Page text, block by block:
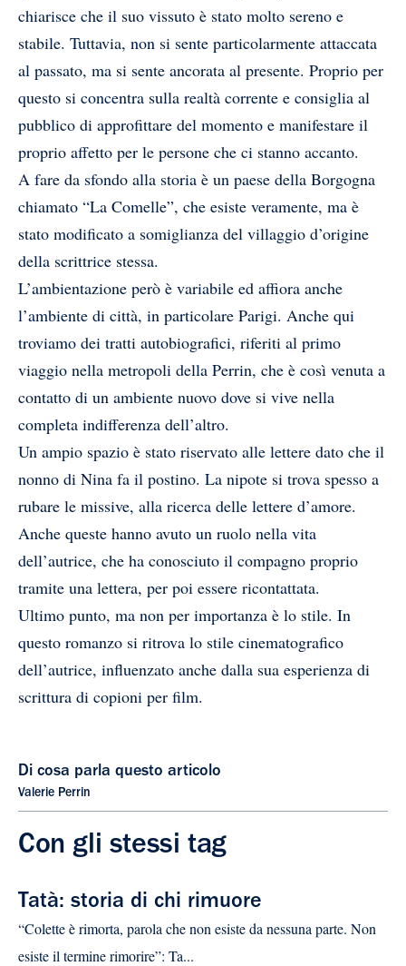
chiarisce che il suo vissuto è stato molto sereno e
stabile. Tuttavia, non si sente particolarmente attaccata
al passato, ma si sente ancorata al presente. Proprio per
questo si concentra sulla realtà corrente e consiglia al
pubblico di approfittare del momento e manifestare il
proprio affetto per le persone che ci stanno accanto.
A fare da sfondo alla storia è un paese della Borgogna
chiamato “La Comelle”, che esiste veramente, ma è
stato modificato a somiglianza del villaggio d’origine
della scrittrice stessa.
L’ambientazione però è variabile ed affiora anche
l’ambiente di città, in particolare Parigi. Anche qui
troviamo dei tratti autobiografici, riferiti al primo
viaggio nella metropoli della Perrin, che è così venuta a
contatto di un ambiente nuovo dove si vive nella
completa indifferenza dell’altro.
Un ampio spazio è stato riservato alle lettere dato che il
nonno di Nina fa il postino. La nipote si trova spesso a
rubare le missive, alla ricerca delle lettere d’amore.
Anche queste hanno avuto un ruolo nella vita
dell’autrice, che ha conosciuto il compagno proprio
tramite una lettera, per poi essere ricontattata.
Ultimo punto, ma non per importanza è lo stile. In
questo romanzo si ritrova lo stile cinematografico
dell’autrice, influenzato anche dalla sua esperienza di
scrittura di copioni per film.
Di cosa parla questo articolo
Valerie Perrin
Con gli stessi tag
Tatà: storia di chi rimuore
“Colette è rimorta, parola che non esiste da nessuna parte. Non
esiste il termine rimorire”: Ta...